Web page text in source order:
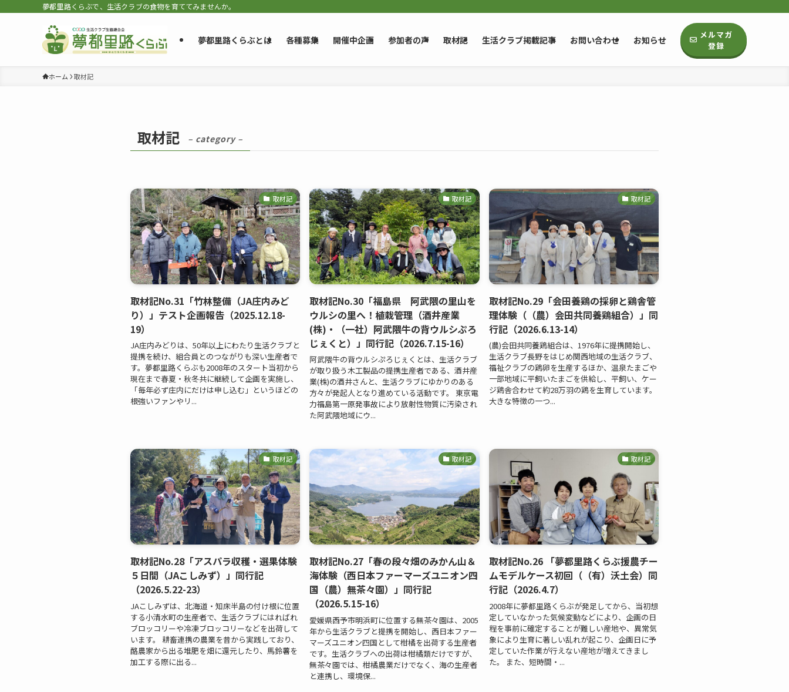
夢都里路くらぶで、生活クラブの食物を育ててみませんか。
夢都里路くらぶとは 各種募集 開催中企画 参加者の声 取材記 生活クラブ掲載記事 お問い合わせ お知らせ
メルマガ
登録
ホーム 取材記
取材記 – category –
取材記
取材記No.31「竹林整備（JA庄内みど
り）」テスト企画報告（2025.12.18-
19）
JA庄内みどりは、50年以上にわたり生活クラブと
提携を続け、組合員とのつながりも深い生産者で
す。夢都里路くらぶも2008年のスタート当初から
現在まで春夏・秋冬共に継続して企画を実施し、
「毎年必ず庄内にだけは申し込む」というほどの
根強いファンやリ...
取材記
取材記No.30「福島県 阿武隈の里山を
ウルシの里へ！植栽管理（酒井産業
(株)・（一社）阿武隈牛の背ウルシぷろ
じぇくと）」同行記（2026.7.15-16）
阿武隈牛の背ウルシぷろじぇくとは、生活クラブ
が取り扱う木工製品の提携生産者である、酒井産
業(株)の酒井さんと、生活クラブにゆかりのある
方々が発起人となり進めている活動です。 東京電
力福島第一原発事故により放射性物質に汚染され
た阿武隈地域にウ...
取材記
取材記No.29「会田養鶏の採卵と鶏舎管
理体験（（農）会田共同養鶏組合）」同
行記（2026.6.13-14）
(農)会田共同養鶏組合は、1976年に提携開始し、
生活クラブ長野をはじめ関西地域の生活クラブ、
福祉クラブの鶏卵を生産するほか、温泉たまごや
一部地域に平飼いたまごを供給し、平飼い、ケー
ジ鶏舎合わせて約28万羽の鶏を生育しています。
大きな特徴の一つ...
取材記
取材記No.28「アスパラ収穫・選果体験
５日間（JAこしみず）」同行記
（2026.5.22-23）
JAこしみずは、北海道・知床半島の付け根に位置
する小清水町の生産者で、生活クラブにはればれ
ブロッコリーや冷凍ブロッコリーなどを出荷して
います。 耕畜連携の農業を昔から実践しており、
酪農家から出る堆肥を畑に還元したり、馬鈴薯を
加工する際に出る...
取材記
取材記No.27「春の段々畑のみかん山＆
海体験（西日本ファーマーズユニオン四
国（農）無茶々園）」同行記
（2026.5.15-16）
愛媛県西予市明浜町に位置する無茶々園は、2005
年から生活クラブと提携を開始し、西日本ファー
マーズユニオン四国として柑橘を出荷する生産者
です。生活クラブへの出荷は柑橘類だけですが、
無茶々園では、柑橘農業だけでなく、海の生産者
と連携し、環境保...
取材記
取材記No.26 「夢都里路くらぶ援農チー
ムモデルケース初回（（有）沃土会）同
行記（2026.4.7）
2008年に夢都里路くらぶが発足してから、当初想
定していなかった気候変動などにより、企画の日
程を事前に確定することが難しい産地や、異常気
象により生育に著しい乱れが起こり、企画日に予
定していた作業が行えない産地が増えてきまし
た。 また、短時間・...